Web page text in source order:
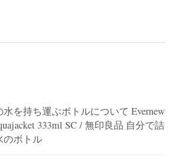
水を持ち運ぶボトルについて Evernew
333ml SC / 無印良品 自分で詰
のボトル